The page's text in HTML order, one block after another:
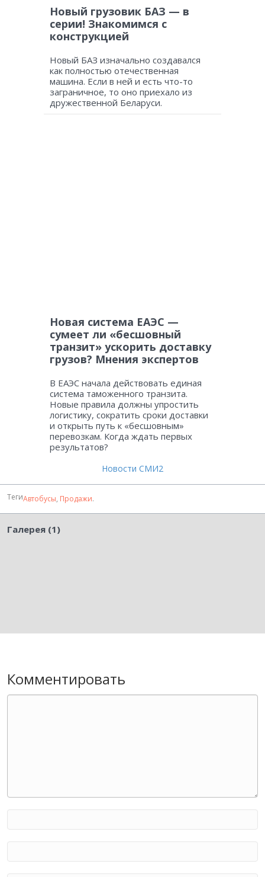
Новый грузовик БАЗ — в
серии! Знакомимся с
конструкцией
Новый БАЗ изначально создавался
как полностью отечественная
машина. Если в ней и есть что-то
заграничное, то оно приехало из
дружественной Беларуси.
Новая система ЕАЭС —
сумеет ли «бесшовный
транзит» ускорить доставку
грузов? Мнения экспертов
В ЕАЭС начала действовать единая
система таможенного транзита.
Новые правила должны упростить
логистику, сократить сроки доставки
и открыть путь к «бесшовным»
перевозкам. Когда ждать первых
результатов?
Новости СМИ2
ТегиАвтобусы, Продажи.
Галерея (1)
Комментировать